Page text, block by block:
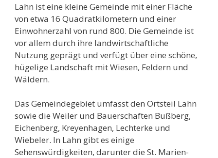
Lahn ist eine kleine Gemeinde mit einer Fläche
von etwa 16 Quadratkilometern und einer
Einwohnerzahl von rund 800. Die Gemeinde ist
vor allem durch ihre landwirtschaftliche
Nutzung geprägt und verfügt über eine schöne,
hügelige Landschaft mit Wiesen, Feldern und
Wäldern.
Das Gemeindegebiet umfasst den Ortsteil Lahn
sowie die Weiler und Bauerschaften Bußberg,
Eichenberg, Kreyenhagen, Lechterke und
Wiebeler. In Lahn gibt es einige
Sehenswürdigkeiten, darunter die St. Marien-